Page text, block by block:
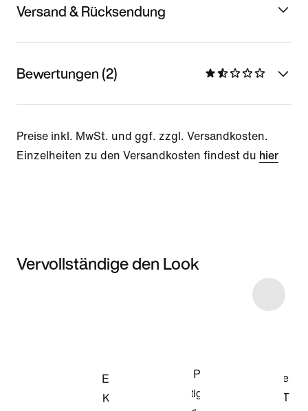
Versand & Rücksendung
Bewertungen (2)
Preise inkl. MwSt. und ggf. zzgl. Versandkosten.
Einzelheiten zu den Versandkosten findest du hier
Vervollständige den Look